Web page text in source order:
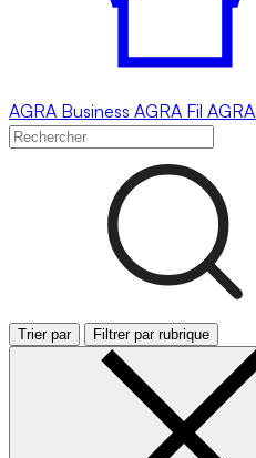
AGRA Business AGRA Fil AGRA
Trier par Filtrer par rubrique